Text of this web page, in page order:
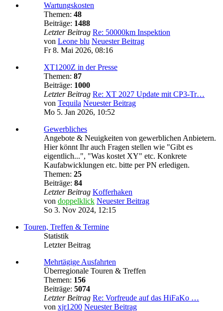
Wartungskosten
Themen: 48
Beiträge: 1488
Letzter Beitrag Re: 50000km Inspektion
von Leone blu Neuester Beitrag
Fr 8. Mai 2026, 08:16
XT1200Z in der Presse
Themen: 87
Beiträge: 1000
Letzter Beitrag Re: XT 2027 Update mit CP3-Tr…
von Tequila Neuester Beitrag
Mo 5. Jan 2026, 10:52
Gewerbliches
Angebote & Neuigkeiten von gewerblichen Anbietern.
Hier könnt Ihr auch Fragen stellen wie "Gibt es
eigentlich...", "Was kostet XY" etc. Konkrete
Kaufabwicklungen etc. bitte per PN erledigen.
Themen: 25
Beiträge: 84
Letzter Beitrag Kofferhaken
von doppelklick Neuester Beitrag
So 3. Nov 2024, 12:15
Touren, Treffen & Termine
Statistik
Letzter Beitrag
Mehrtägige Ausfahrten
Überregionale Touren & Treffen
Themen: 156
Beiträge: 5074
Letzter Beitrag Re: Vorfreude auf das HiFaKo …
von xjr1200 Neuester Beitrag